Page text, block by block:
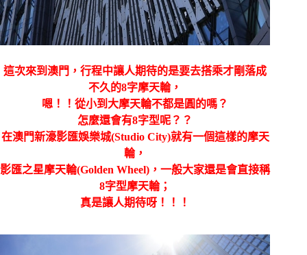
這次來到澳門，行程中讓人期待的是要去搭乘才剛落成
不久的8字摩天輪，
嗯！！從小到大摩天輪不都是圓的嗎？
怎麼還會有8字型呢？？
在澳門新濠影匯娛樂城(Studio City)就有一個這樣的摩天
輪，
影匯之星摩天輪(Golden Wheel) ，一般大家還是會直接稱
8字型摩天輪；
真是讓人期待呀！！！